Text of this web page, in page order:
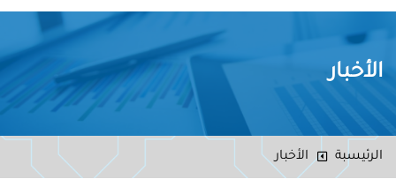
الأخبار
الرئيسبة الأخبار